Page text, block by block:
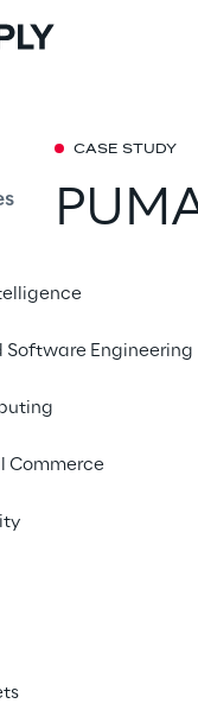
Software Engineering
Commerce
CASE STUDY